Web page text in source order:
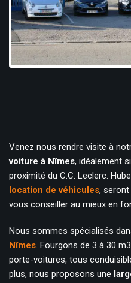
Venez nous rendre visite à
voiture à Nîmes, idéalement
proximité du C.C. Leclerc.
location de véhicules, seront
vous conseiller au mieux en
Nous sommes spécialisés
Nîmes. Fourgons de 3 à 30
porte-voitures, tous
plus, nous proposons une